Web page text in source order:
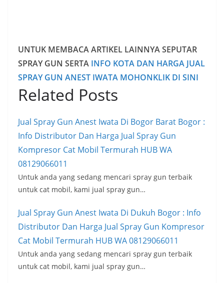
UNTUK MEMBACA ARTIKEL LAINNYA SEPUTAR
SPRAY GUN SERTA INFO KOTA DAN HARGA JUAL
SPRAY GUN ANEST IWATA MOHONKLIK DI SINI
Related Posts
Jual Spray Gun Anest Iwata Di Bogor Barat Bogor :
Info Distributor Dan Harga Jual Spray Gun
Kompresor Cat Mobil Termurah HUB WA
08129066011
Untuk anda yang sedang mencari spray gun terbaik
untuk cat mobil, kami jual spray gun…
Jual Spray Gun Anest Iwata Di Dukuh Bogor : Info
Distributor Dan Harga Jual Spray Gun Kompresor
Cat Mobil Termurah HUB WA 08129066011
Untuk anda yang sedang mencari spray gun terbaik
untuk cat mobil, kami jual spray gun…